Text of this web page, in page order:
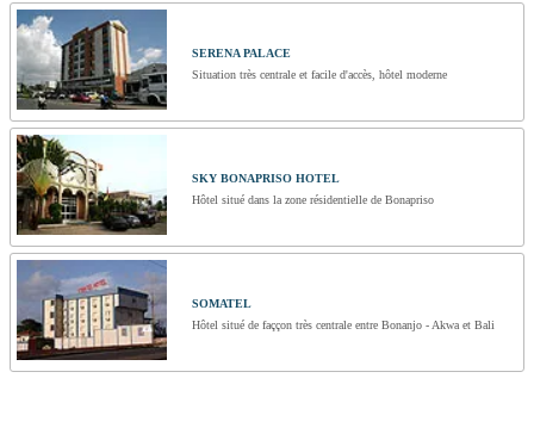
SERENA PALACE
Situation très centrale et facile d'accès, hôtel moderne
SKY BONAPRISO HOTEL
Hôtel situé dans la zone résidentielle de Bonapriso
SOMATEL
Hôtel situé de faççon très centrale entre Bonanjo - Akwa et Bali